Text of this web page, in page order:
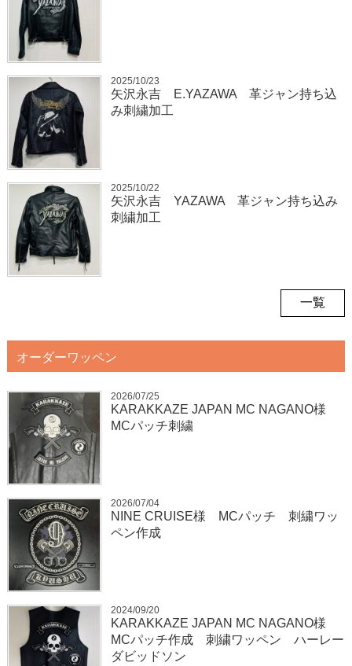
2025/10/23
矢沢永吉 E.YAZAWA 革ジャン持ち込
み刺繍加工
2025/10/22
矢沢永吉 YAZAWA 革ジャン持ち込み
刺繍加工
一覧
オーダーワッペン
2026/07/25
KARAKKAZE JAPAN MC NAGANO様
MCパッチ刺繍
2026/07/04
NINE CRUISE様 MCパッチ 刺繍ワッ
ペン作成
2024/09/20
KARAKKAZE JAPAN MC NAGANO様
MCパッチ作成 刺繍ワッペン ハーレー
ダビッドソン